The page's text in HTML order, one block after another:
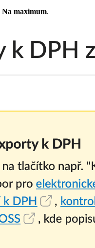
Na maximum.